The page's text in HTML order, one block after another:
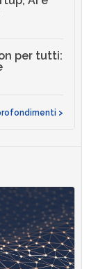
per tutti:
>